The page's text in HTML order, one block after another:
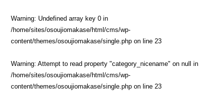
Warning: Undefined array key 0 in
/home/sites/osoujiomakase/html/cms/wp-
content/themes/osoujiomakase/single.php on line 23
Warning: Attempt to read property "category_nicename" on null in
/home/sites/osoujiomakase/html/cms/wp-
content/themes/osoujiomakase/single.php on line 23